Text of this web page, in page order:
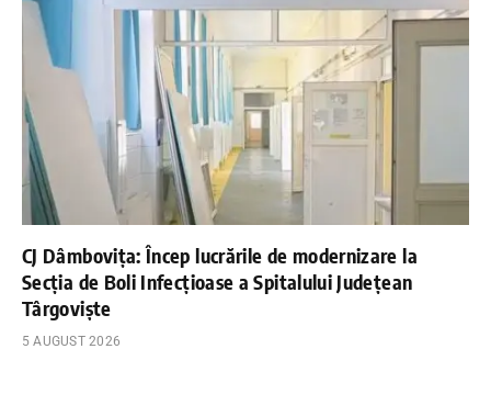
CJ Dâmbovița: Încep lucrările de modernizare la
Secția de Boli Infecțioase a Spitalului Județean
Târgoviște
5 AUGUST 2026